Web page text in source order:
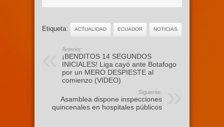
Etiqueta: ACTUALIDAD ECUADOR NOTICIAS
Anterior:
¡BENDITOS 14 SEGUNDOS
INICIALES! Liga cayó ante Botafogo
por un MERO DESPIESTE al
comienzo (VIDEO)
Siguiente:
Asamblea dispone inspecciones
quincenales en hospitales públicos